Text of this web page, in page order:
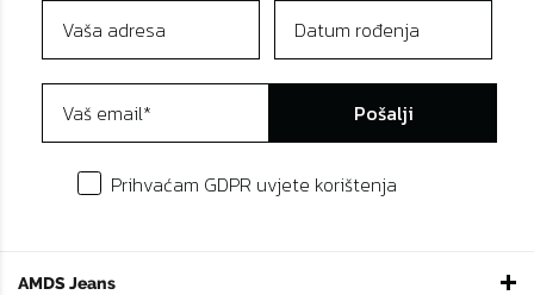
AMDS Jeans
Pošalji
Prihvaćam GDPR uvjete korištenja